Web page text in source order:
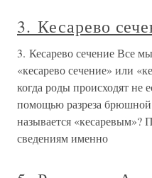
3. Кесарево
3. Кесарево сечение Все
«кесарево сечение» или
когда роды происходят не
помощью разреза брюшной
называется «кесаревым»?
сведениям именно